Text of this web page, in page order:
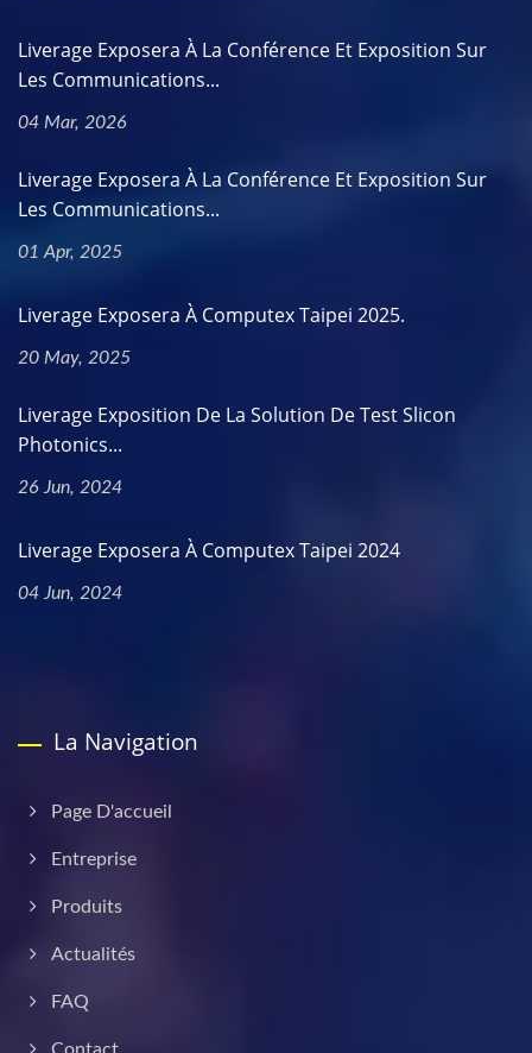
Liverage Exposera À La Conférence Et Exposition Sur
Les Communications...
04 Mar, 2026
Liverage Exposera À La Conférence Et Exposition Sur
Les Communications...
01 Apr, 2025
Liverage Exposera À Computex Taipei 2025.
20 May, 2025
Liverage Exposition De La Solution De Test Slicon
Photonics...
26 Jun, 2024
Liverage Exposera À Computex Taipei 2024
04 Jun, 2024
La Navigation
Page D'accueil
Entreprise
Produits
Actualités
FAQ